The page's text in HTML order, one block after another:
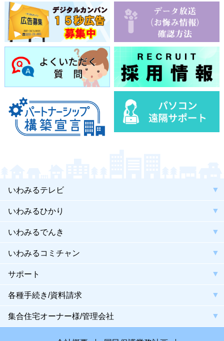
いわみるテレビ
いわみるひかり
いわみるでんき
いわみるコミチャン
サポート
各種手続き/資料請求
集合住宅オーナー様/管理会社